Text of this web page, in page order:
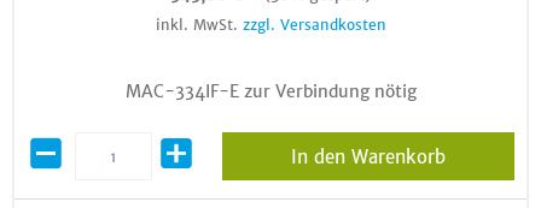
inkl. MwSt. zzgl. Versandkosten
MAC-334IF-E zur Verbindung nötig
In den Warenkorb